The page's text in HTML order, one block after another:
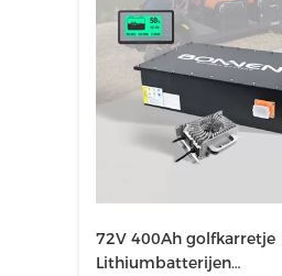
72V 400Ah golfkarretje
Lithiumbatterijen